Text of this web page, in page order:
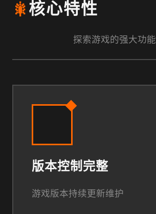
🎇核心特性
探索游戏的强大功能
版本控制完整
游戏版本持续更新维护